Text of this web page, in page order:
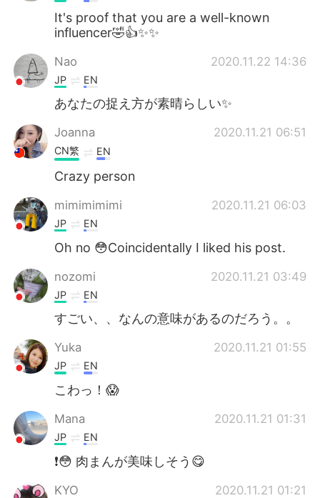
It's proof that you are a well-known
influencer🤣👍✨✨
Nao 2020.11.22 14:36
JP EN
あなたの捉え方が素晴らしい✨
Joanna 2020.11.21 06:51
CN繁 EN
Crazy person
mimimimimi 2020.11.21 06:03
JP EN
Oh no 😳Coincidentally I liked his post.
nozomi 2020.11.21 03:49
JP EN
すごい、、なんの意味があるのだろう。。
Yuka 2020.11.21 01:55
JP EN
こわっ！😱
Mana 2020.11.21 01:31
JP EN
❗️😳 肉まんが美味しそう😋
KYO 2020.11.21 01:21